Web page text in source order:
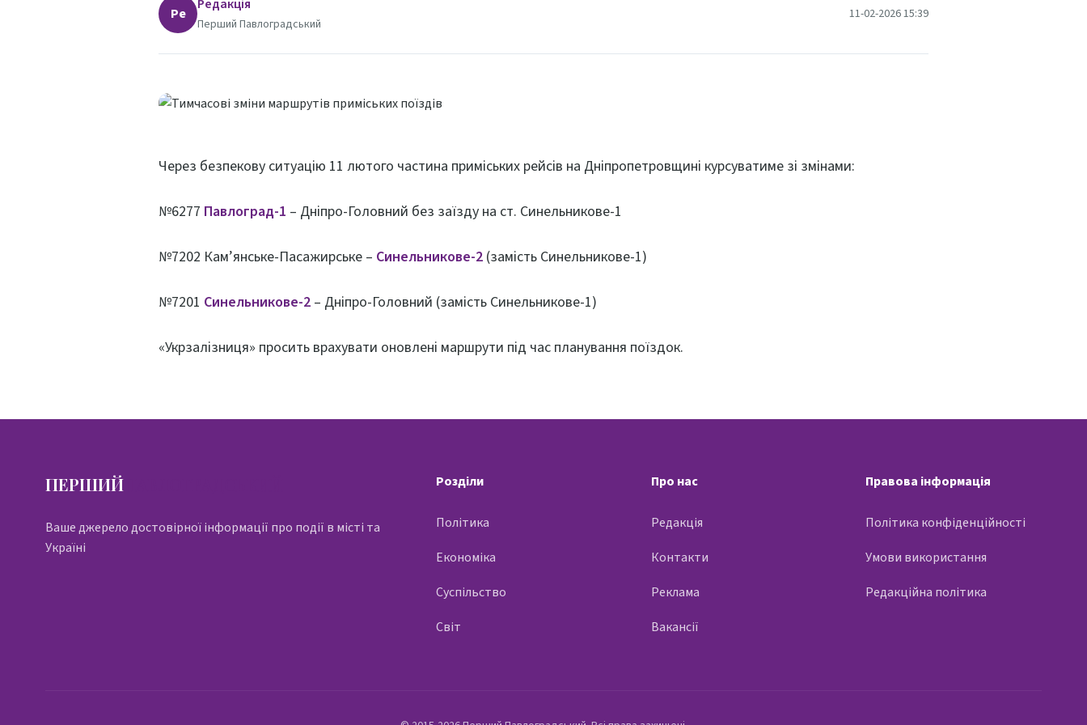
Ре
Редакція
Перший Павлоградський
11-02-2026 15:39
Через безпекову ситуацію 11 лютого частина приміських рейсів на Дніпропетровщині курсуватиме зі змінами:
№6277 Павлоград-1 – Дніпро-Головний без заїзду на ст. Синельникове-1
№7202 Кам’янське-Пасажирське – Синельникове-2 (замість Синельникове-1)
№7201 Синельникове-2 – Дніпро-Головний (замість Синельникове-1)
«Укрзалізниця» просить врахувати оновлені маршрути під час планування поїздок.
ПЕРШИЙ
Ваше джерело достовірної інформації про події в місті та
Україні
Розділи
Політика
Економіка
Суспільство
Світ
Про нас
Редакція
Контакти
Реклама
Вакансії
Правова інформація
Політика конфіденційності
Умови використання
Редакційна політика